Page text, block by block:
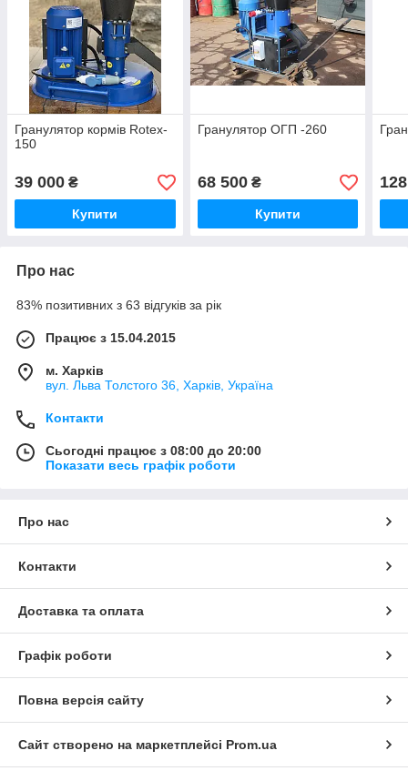
Гранулятор кормів Rotex-
150
39 000 ₴
Купити
Гранулятор ОГП -260
68 500₴
Купити
Про нас
83% позитивних з 63 відгуків за рік
Працює з 15.04.2015
м. Харків
вул. Льва Толстого 36, Харків, Україна
Контакти
Сьогодні працює з 08:00 до 20:00
Показати весь графік роботи
Про нас
Контакти
Доставка та оплата
Графік роботи
Повна версія сайту
Сайт створено на маркетплейсі Prom.ua